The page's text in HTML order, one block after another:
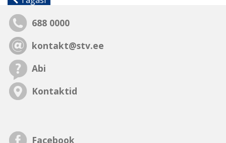
688 0000
kontakt@stv.ee
Abi
Kontaktid
Facebook